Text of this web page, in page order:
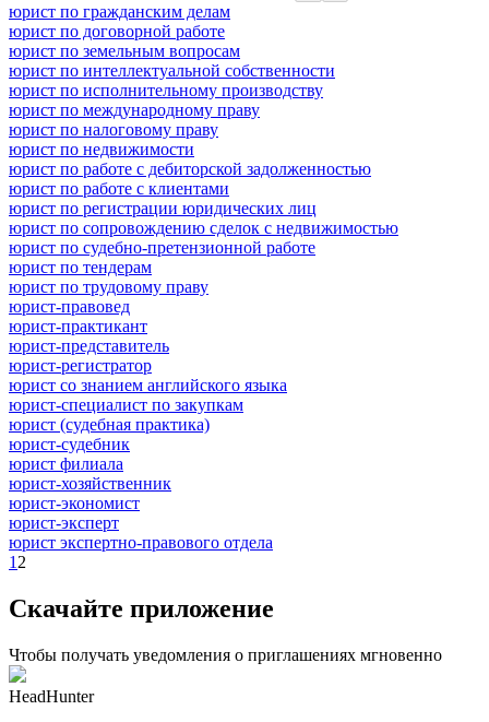
юрист по гражданским делам
юрист по договорной работе
юрист по земельным вопросам
юрист по интеллектуальной собственности
юрист по исполнительному производству
юрист по международному праву
юрист по налоговому праву
юрист по недвижимости
юрист по работе с дебиторской задолженностью
юрист по работе с клиентами
юрист по регистрации юридических лиц
юрист по сопровождению сделок с недвижимостью
юрист по судебно-претензионной работе
юрист по тендерам
юрист по трудовому праву
юрист-правовед
юрист-практикант
юрист-представитель
юрист-регистратор
юрист со знанием английского языка
юрист-специалист по закупкам
юрист (судебная практика)
юрист-судебник
юрист филиала
юрист-хозяйственник
юрист-экономист
юрист-эксперт
юрист экспертно-правового отдела
1 2
Скачайте приложение
Чтобы получать уведомления о приглашениях мгновенно
HeadHunter